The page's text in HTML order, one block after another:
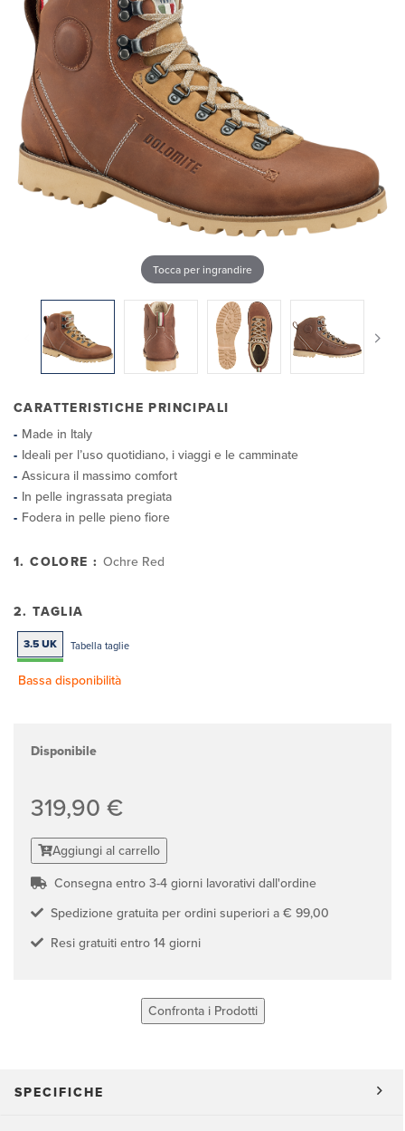
Tocca per ingrandire
CARATTERISTICHE PRINCIPALI
Made in Italy
Ideali per l’uso quotidiano, i viaggi e le camminate
Assicura il massimo comfort
In pelle ingrassata pregiata
Fodera in pelle pieno fiore
1. COLORE : Ochre Red
2. TAGLIA
3.5 UK Tabella taglie
Bassa disponibilità
Disponibile
319,90 €
Aggiungi al carrello
Consegna entro 3-4 giorni lavorativi dall'ordine
Spedizione gratuita per ordini superiori a € 99,00
Resi gratuiti entro 14 giorni
Confronta i Prodotti
SPECIFICHE